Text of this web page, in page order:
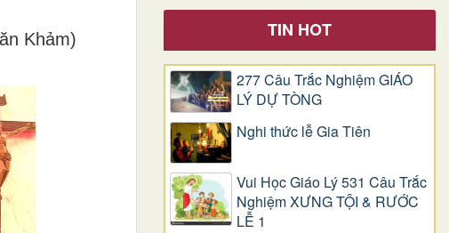
Khảm) TIN HOT
277 Câu Trắc Nghiệm GIÁO
LÝ DỰ TÒNG
Nghi thức lễ Gia Tiên
Vui Học Giáo Lý 531 Câu Trắc
Nghiệm XƯNG TỘI & RƯỚC
LỄ 1